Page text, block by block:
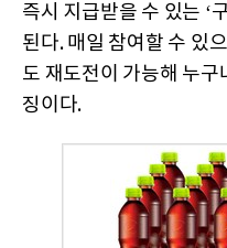
즉시 지급받을 수 있는 ‘
된다. 매일 참여할 수 있
도 재도전이 가능해 누구
징이다.